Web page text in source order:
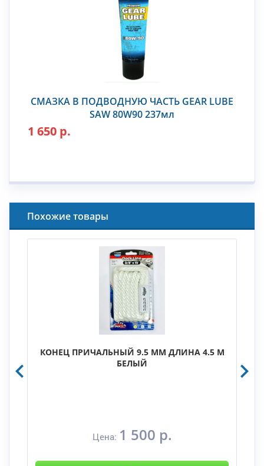
СМАЗКА В ПОДВОДНУЮ ЧАСТЬ GEAR LUBE
SAW 80W90 237мл
1 650 р.
Похожие товары
КОНЕЦ ПРИЧАЛЬНЫЙ 9.5 ММ ДЛИНА 4.5 М
БЕЛЫЙ
Цена: 1 500 р.